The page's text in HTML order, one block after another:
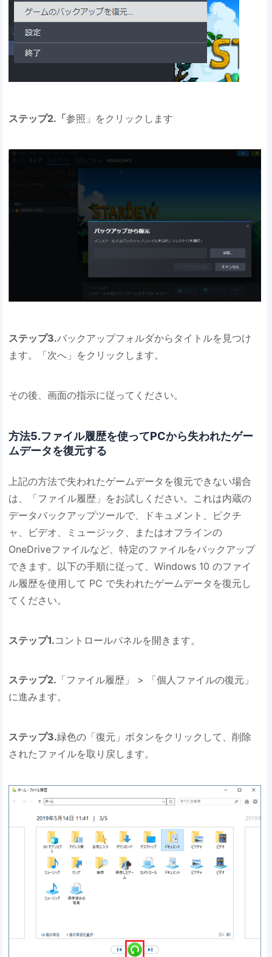
ステップ2.「参照」をクリックします
ステップ3.バックアップフォルダからタイトルを見つけ
ます。「次へ」をクリックします。
その後、画面の指示に従ってください。
方法5.ファイル履歴を使ってPCから失われたゲー
ムデータを復元する
上記の方法で失われたゲームデータを復元できない場合
は、「ファイル履歴」をお試しください。これは内蔵の
データバックアップツールで、ドキュメント、ピクチ
ャ、ビデオ、ミュージック、またはオフラインの
OneDriveファイルなど、特定のファイルをバックアップ
できます。以下の手順に従って、Windows 10 のファイ
ル履歴を使用して PC で失われたゲームデータを復元し
てください。
ステップ1.コントロールパネルを開きます。
ステップ2. 「ファイル履歴」 > 「個人ファイルの復元」
に進みます。
ステップ3.緑色の「復元」ボタンをクリックして、削除
されたファイルを取り戻します。